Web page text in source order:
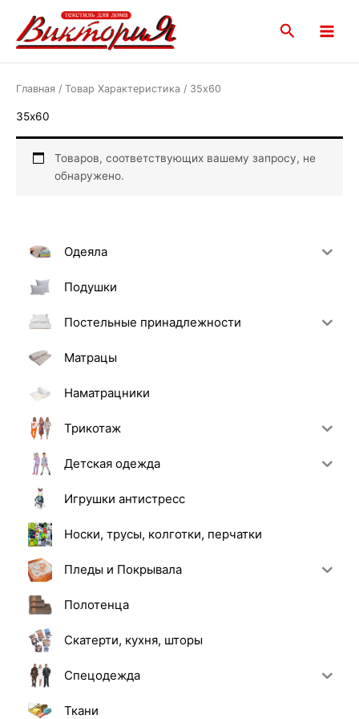
содержимому
Поиск
Menu
Одеяла
Подушки
Постельные принадлежности
Матрацы
Наматрацники
Трикотаж
Детская одежда
Игрушки антистресс
Носки, трусы, колготки, перчатки
Пледы и Покрывала
Полотенца
Скатерти, кухня, шторы
Спецодежда
Ткани
Главная / Товар Характеристика / 35х60
35х60
Товаров, соответствующих вашему запросу, не
обнаружено.